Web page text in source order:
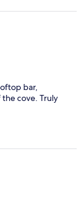
poco varia,
al numero dei
mai pulito in
struttura per il
bar,
cove. Truly